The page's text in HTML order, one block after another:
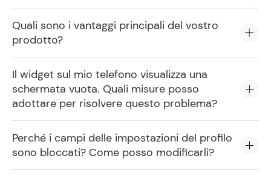
Quali sono i vantaggi principali del vostro
prodotto?
Il widget sul mio telefono visualizza una
schermata vuota. Quali misure posso
adottare per risolvere questo problema?
Perché i campi delle impostazioni del profilo
sono bloccati? Come posso modificarli?